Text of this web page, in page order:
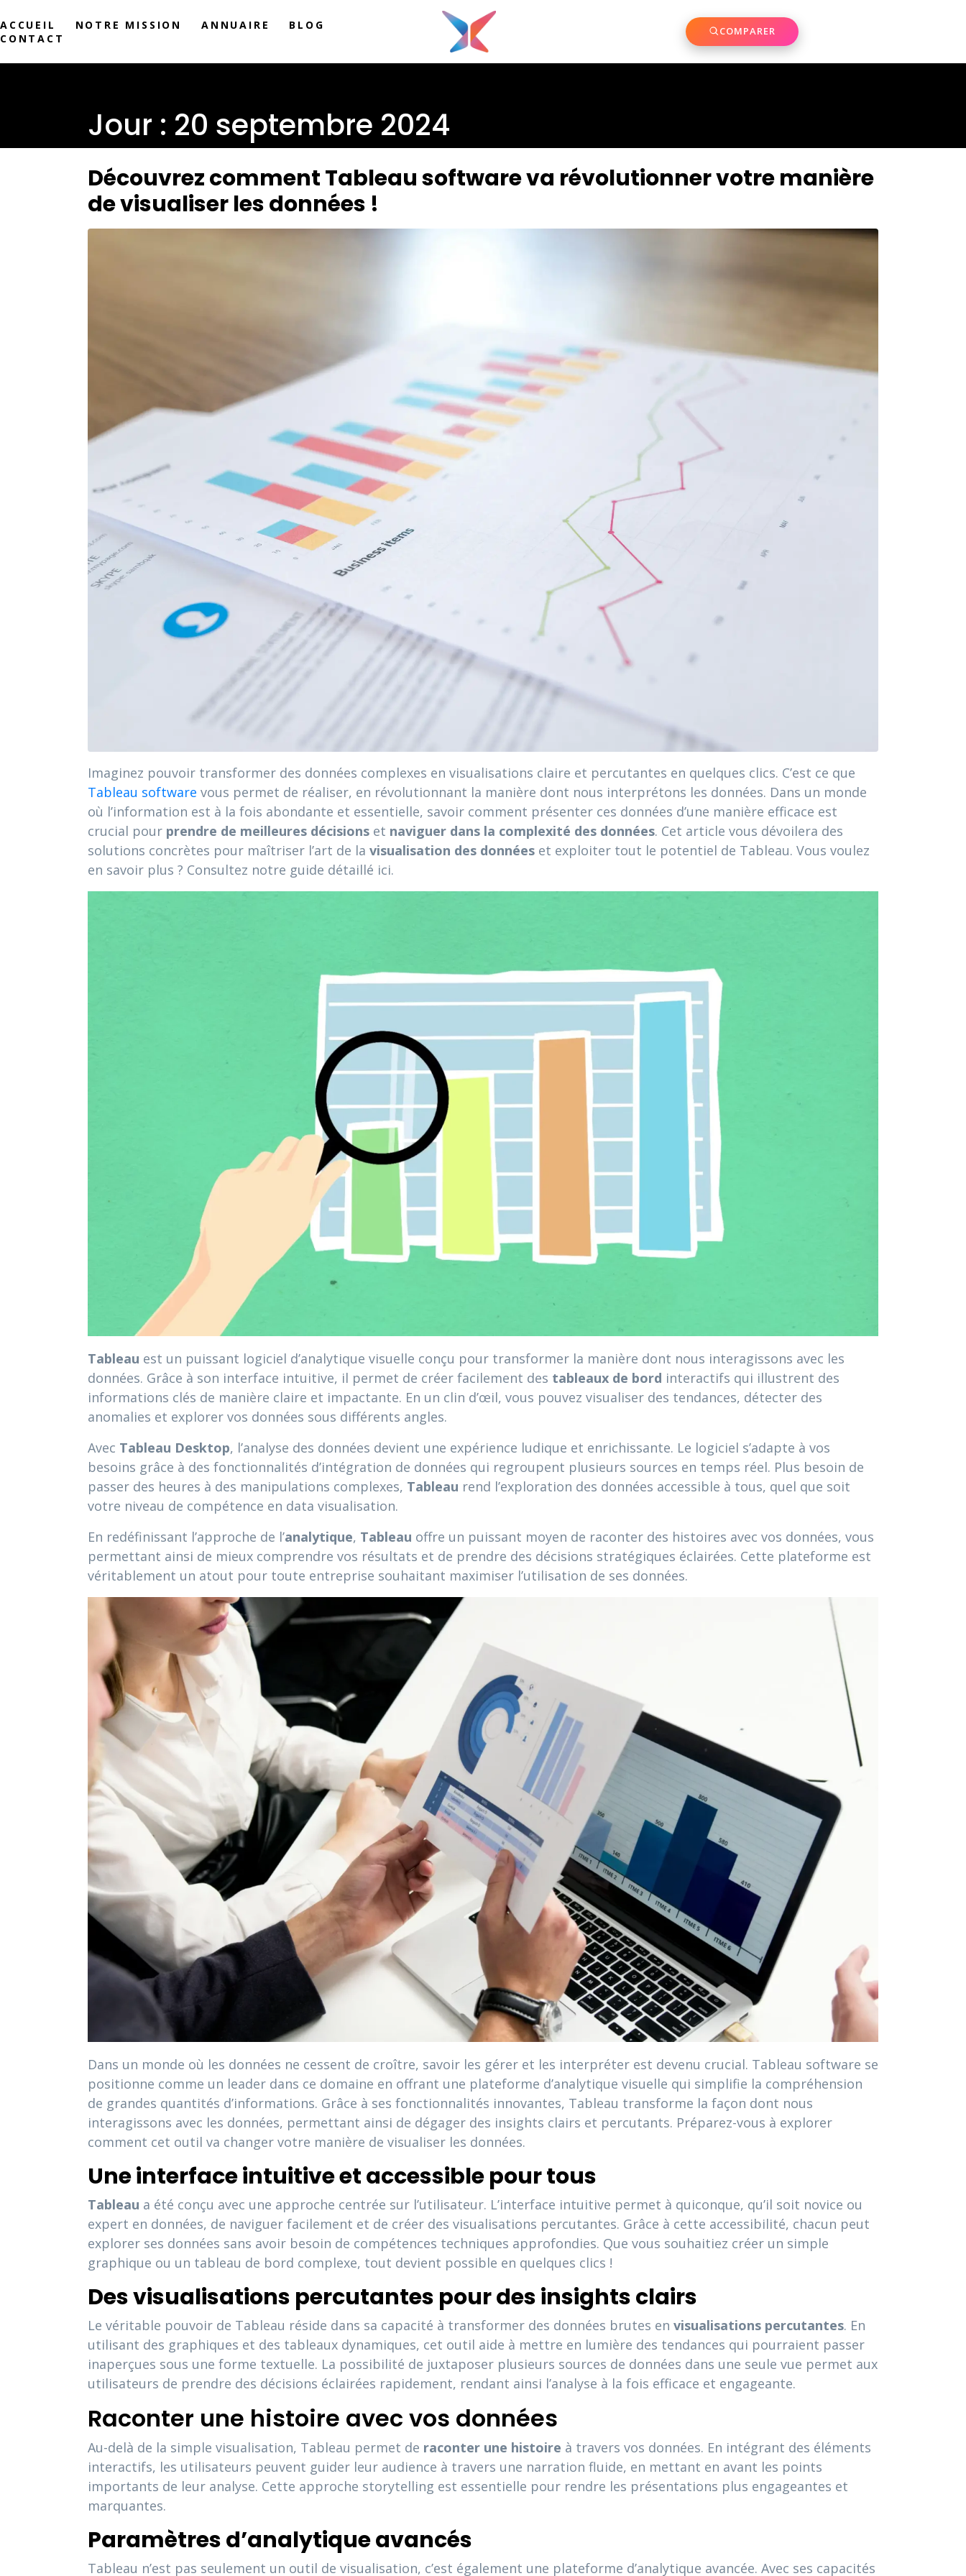
ACCUEIL NOTRE MISSION ANNUAIRE
BLOG
CONTACT
COMPARER
Jour : 20 septembre 2024
Découvrez comment Tableau software va révolutionner votre manière
de visualiser les données !
Imaginez pouvoir transformer des données complexes en visualisations claire et percutantes en quelques clics. C’est ce que
Tableau software vous permet de réaliser, en révolutionnant la manière dont nous interprétons les données. Dans un monde
où l’information est à la fois abondante et essentielle, savoir comment présenter ces données d’une manière efficace est
crucial pour prendre de meilleures décisions et naviguer dans la complexité des données. Cet article vous dévoilera des
solutions concrètes pour maîtriser l’art de la visualisation des données et exploiter tout le potentiel de Tableau. Vous voulez
en savoir plus ? Consultez notre guide détaillé ici.
Tableau est un puissant logiciel d’analytique visuelle conçu pour transformer la manière dont nous interagissons avec les
données. Grâce à son interface intuitive, il permet de créer facilement des tableaux de bord interactifs qui illustrent des
informations clés de manière claire et impactante. En un clin d’œil, vous pouvez visualiser des tendances, détecter des
anomalies et explorer vos données sous différents angles.
Avec Tableau Desktop, l’analyse des données devient une expérience ludique et enrichissante. Le logiciel s’adapte à vos
besoins grâce à des fonctionnalités d’intégration de données qui regroupent plusieurs sources en temps réel. Plus besoin de
passer des heures à des manipulations complexes, Tableau rend l’exploration des données accessible à tous, quel que soit
votre niveau de compétence en data visualisation.
En redéfinissant l’approche de l’analytique, Tableau offre un puissant moyen de raconter des histoires avec vos données, vous
permettant ainsi de mieux comprendre vos résultats et de prendre des décisions stratégiques éclairées. Cette plateforme est
véritablement un atout pour toute entreprise souhaitant maximiser l’utilisation de ses données.
Dans un monde où les données ne cessent de croître, savoir les gérer et les interpréter est devenu crucial. Tableau software se
positionne comme un leader dans ce domaine en offrant une plateforme d’analytique visuelle qui simplifie la compréhension
de grandes quantités d’informations. Grâce à ses fonctionnalités innovantes, Tableau transforme la façon dont nous
interagissons avec les données, permettant ainsi de dégager des insights clairs et percutants. Préparez-vous à explorer
comment cet outil va changer votre manière de visualiser les données.
Une interface intuitive et accessible pour tous
Tableau a été conçu avec une approche centrée sur l’utilisateur. L’interface intuitive permet à quiconque, qu’il soit novice ou
expert en données, de naviguer facilement et de créer des visualisations percutantes. Grâce à cette accessibilité, chacun peut
explorer ses données sans avoir besoin de compétences techniques approfondies. Que vous souhaitiez créer un simple
graphique ou un tableau de bord complexe, tout devient possible en quelques clics !
Des visualisations percutantes pour des insights clairs
Le véritable pouvoir de Tableau réside dans sa capacité à transformer des données brutes en visualisations percutantes. En
utilisant des graphiques et des tableaux dynamiques, cet outil aide à mettre en lumière des tendances qui pourraient passer
inaperçues sous une forme textuelle. La possibilité de juxtaposer plusieurs sources de données dans une seule vue permet aux
utilisateurs de prendre des décisions éclairées rapidement, rendant ainsi l’analyse à la fois efficace et engageante.
Raconter une histoire avec vos données
Au-delà de la simple visualisation, Tableau permet de raconter une histoire à travers vos données. En intégrant des éléments
interactifs, les utilisateurs peuvent guider leur audience à travers une narration fluide, en mettant en avant les points
importants de leur analyse. Cette approche storytelling est essentielle pour rendre les présentations plus engageantes et
marquantes.
Paramètres d’analytique avancés
Tableau n’est pas seulement un outil de visualisation, c’est également une plateforme d’analytique avancée. Avec ses capacités